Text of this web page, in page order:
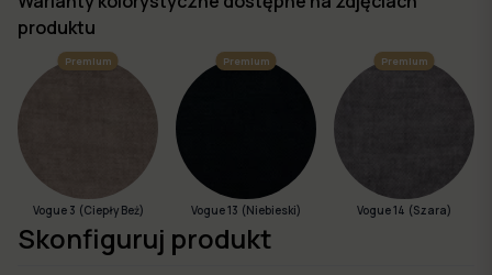
produktu
Premium
Vogue 3 (Ciepły Beż)
Premium
Vogue 13 (Niebieski)
Premium
Vogue 14 (Szara)
Skonfiguruj produkt